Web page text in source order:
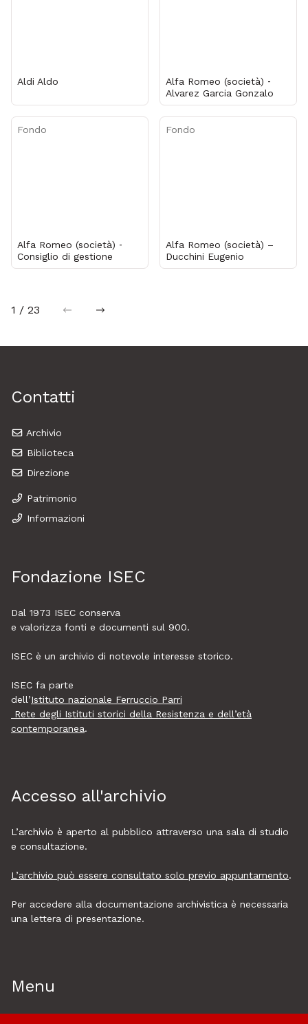
Aldi Aldo
Alfa Romeo (società) ‐
Alvarez Garcia Gonzalo
Fondo
Alfa Romeo (società) ‐
Consiglio di gestione
Fondo
Alfa Romeo (società) –
Ducchini Eugenio
1 / 23 precedentesuccessiva
Contatti
Archivio
Biblioteca
Direzione
Patrimonio
Informazioni
Fondazione ISEC
Dal 1973 ISEC conserva
e valorizza fonti e documenti sul 900.
ISEC è un archivio di notevole interesse storico.
ISEC fa parte
dell’Istituto nazionale Ferruccio Parri
Rete degli Istituti storici della Resistenza e dell’età
contemporanea.
Accesso all'archivio
L’archivio è aperto al pubblico attraverso una sala di studio
e consultazione.
L’archivio può essere consultato solo previo appuntamento.
Per accedere alla documentazione archivistica è necessaria
una lettera di presentazione.
Menu